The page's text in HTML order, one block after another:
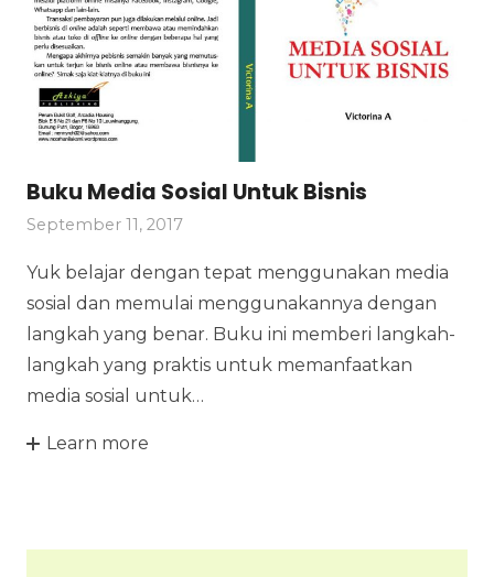
Buku Media Sosial Untuk Bisnis
September 11, 2017
Yuk belajar dengan tepat menggunakan media
sosial dan memulai menggunakannya dengan
langkah yang benar. Buku ini memberi langkah-
langkah yang praktis untuk memanfaatkan
media sosial untuk…
Learn more